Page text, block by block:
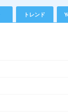
トレンド